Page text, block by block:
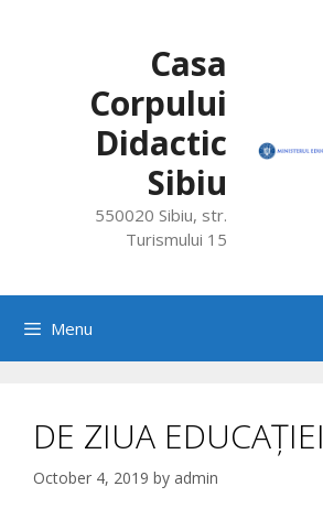
Casa
Corpului
Didactic
Sibiu
550020 Sibiu, str.
Turismului 15
Menu
DE ZIUA EDUCAȚIEI
October 4, 2019 by admin